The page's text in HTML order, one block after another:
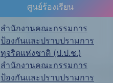
ศูนย์ร้องเรียน
สำนักงานคณะกรรมการ
ป้องกันและปราบปรามการ
ทุจริตแห่งชาติ (ป.ป.ช.)
สำนักงานคณะกรรมการ
ป้องกันและปราบปรามการ